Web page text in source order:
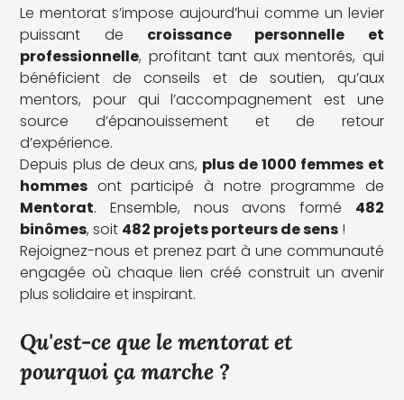
Le mentorat s’impose aujourd’hui comme un levier
puissant de croissance personnelle et
professionnelle, profitant tant aux mentorés, qui
bénéficient de conseils et de soutien, qu’aux
mentors, pour qui l’accompagnement est une
source d’épanouissement et de retour
d’expérience.
Depuis plus de deux ans, plus de 1000 femmes et
hommes ont participé à notre programme de
Mentorat. Ensemble, nous avons formé 482
binômes, soit 482 projets porteurs de sens !
Rejoignez-nous et prenez part à une communauté
engagée où chaque lien créé construit un avenir
plus solidaire et inspirant.
Qu'est-ce que le mentorat et
pourquoi ça marche ?